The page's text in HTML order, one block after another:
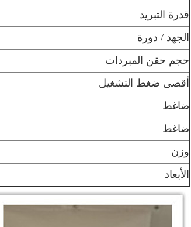
قدرة التبريد
الجهد / دورة
حجم حقن المبردات
أقصى ضغط التشغيل
ضاغط
ضاغط
وزن
الأبعاد